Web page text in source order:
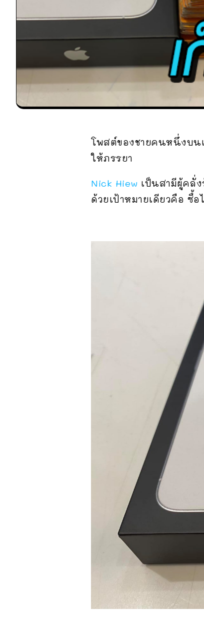
โพสต์ของชายคนหนึ่งบน
ให้ภรรยา
Nick Hiew เป็นสามีผู้คลั่
ด้วยเป้าหมายเดียวคือ ซื้